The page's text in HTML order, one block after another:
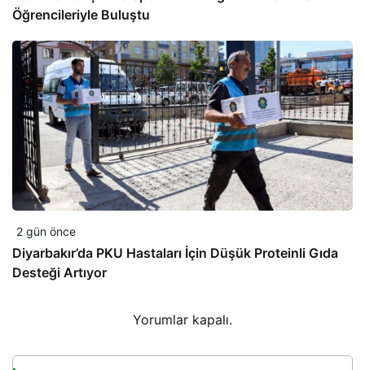
Öğrencileriyle Buluştu
2 gün önce
Diyarbakır’da PKU Hastaları İçin Düşük Proteinli Gıda
Desteği Artıyor
Yorumlar kapalı.